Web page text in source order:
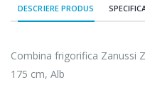
DESCRIERE PRODUS
Combina frigorifica Zanussi
175 cm, Alb